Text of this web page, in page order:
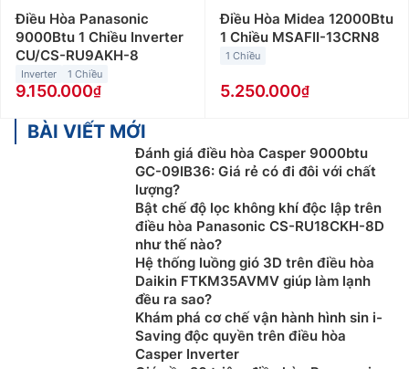
Điều Hòa Panasonic
9000Btu 1 Chiều Inverter
CU/CS-RU9AKH-8
Inverter 1 Chiều
9.150.000
Điều Hòa Midea 12000Btu
1 Chiều MSAFII-13CRN8
1 Chiều
5.250.000
BÀI VIẾT MỚI
Đánh giá điều hòa Casper 9000btu
GC-09IB36: Giá rẻ có đi đôi với chất
lượng?
Bật chế độ lọc không khí độc lập trên
điều hòa Panasonic CS-RU18CKH-8D
như thế nào?
Hệ thống luồng gió 3D trên điều hòa
Daikin FTKM35AVMV giúp làm lạnh
đều ra sao?
Khám phá cơ chế vận hành hình sin i-
Saving độc quyền trên điều hòa
Casper Inverter